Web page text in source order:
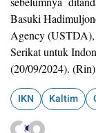
Basuki
Agency
Serikat untuk
(20/09/2024). (Rin)
IKN Kaltim